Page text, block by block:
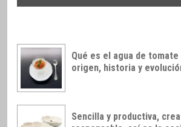
Qué es el agua de
origen, historia y
Sencilla y productiva,